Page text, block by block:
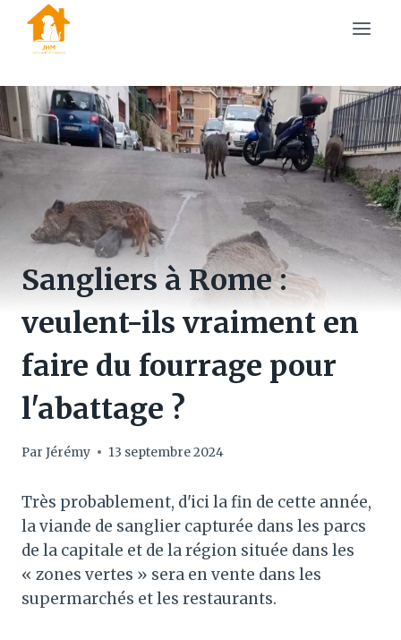
content
Sangliers à Rome :
veulent-ils vraiment en
faire du fourrage pour
l'abattage ?
Par Jérémy 13 septembre 2024
Très probablement, d'ici la fin de cette année,
la viande de sanglier capturée dans les parcs
de la capitale et de la région située dans les
« zones vertes » sera en vente dans les
supermarchés et les restaurants.